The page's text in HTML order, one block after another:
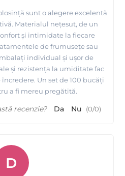
sunt o alegere excelentă
Materialul nețesut, de un
și intimidate la fiecare
de frumusețe sau
individual și ușor de
și rezistența la umiditate fac
Un set de 100 bucăți
a fi mereu pregătită.
recenzie? Da Nu (0/0)
D